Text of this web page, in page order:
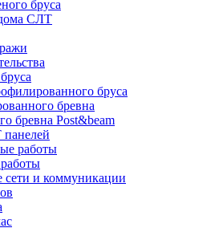
бруса
СЛТ
бруса
бревна
бревна Post&beam
работы
и коммуникации